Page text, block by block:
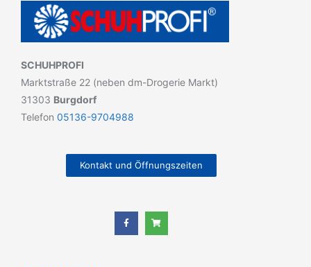
SCHUHPROFI
Marktstraße 22 (neben dm-Drogerie Markt)
31303 Burgdorf
Telefon 05136-9704988
Kontakt und Öffnungszeiten